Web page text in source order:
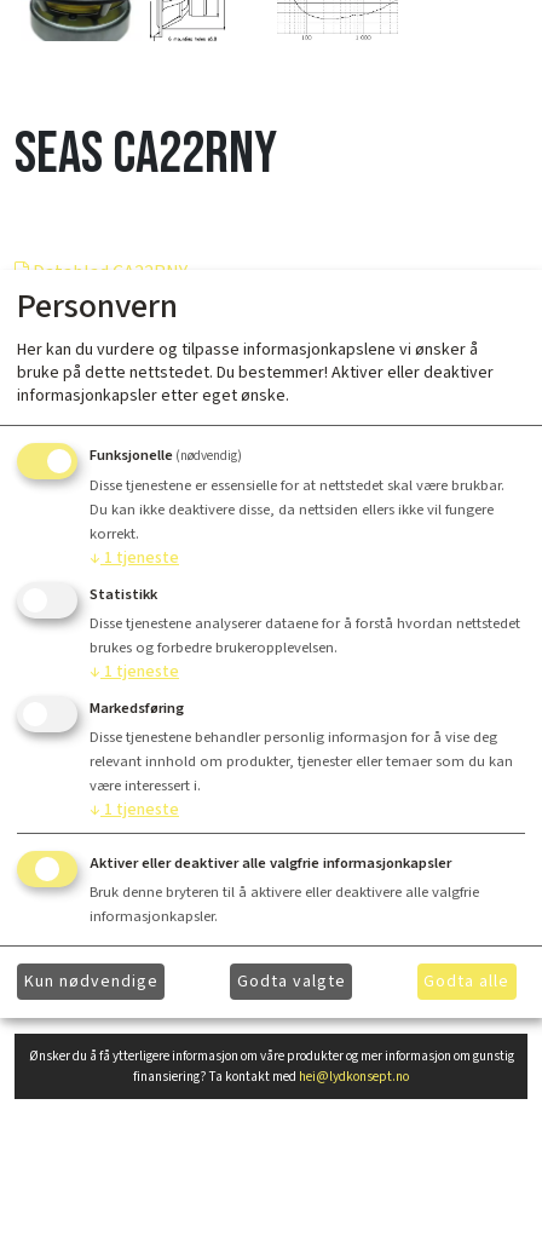
SEAS CA22RNY
Datablad CA22RNY
Antall
Kr 2 299,-
Kjøp
Finansiering
Produktinfo
SEAS sine klassiske, hånd-coatede høyttalerelementer er legendariske for sin lyd
og ikke minst hvor enkle dem er å jobbe med. CA22RNY egner seg ypperlig i en
større klassisk 2veis.
Produsent tekst
Ønsker du å få ytterligere informasjon om våre produkter og mer informasjon om gunstig
finansiering? Ta kontakt med hei@lydkonsept.no
Personvern
Her kan du vurdere og tilpasse informasjonkapslene vi ønsker å
bruke på dette nettstedet. Du bestemmer! Aktiver eller deaktiver
informasjonkapsler etter eget ønske.
Funksjonelle (nødvendig)
Disse tjenestene er essensielle for at nettstedet skal være brukbar.
Du kan ikke deaktivere disse, da nettsiden ellers ikke vil fungere
korrekt.
↓ 1 tjeneste
Statistikk
Disse tjenestene analyserer dataene for å forstå hvordan nettstedet
brukes og forbedre brukeropplevelsen.
↓ 1 tjeneste
Markedsføring
Disse tjenestene behandler personlig informasjon for å vise deg
relevant innhold om produkter, tjenester eller temaer som du kan
være interessert i.
↓ 1 tjeneste
Aktiver eller deaktiver alle valgfrie informasjonkapsler
Bruk denne bryteren til å aktivere eller deaktivere alle valgfrie
informasjonkapsler.
Kun nødvendige Godta valgte Godta alle